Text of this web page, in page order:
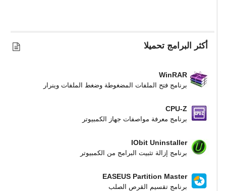
أكثر البرامج تحميلا
WinRAR
برنامج فتح الملفات المضغوطة وضغط الملفات وينرار
CPU-Z
برنامج معرفة مواصفات جهاز الكمبيوتر
IObit Uninstaller
برنامج إزالة تثبيت البرامج من الكمبيوتر
EASEUS Partition Master
برنامج تقسيم القرص الصلب